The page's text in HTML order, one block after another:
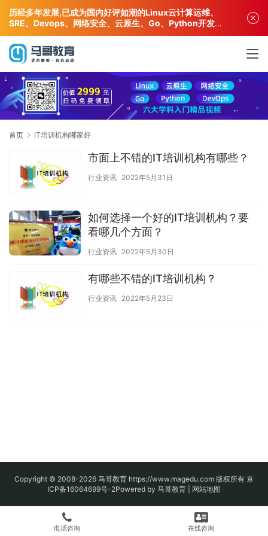
首页 IT培训机构哪家好
市面上不错的IT培训机构有哪些？
行业资讯 2022年5月31日
如何选择一个好的IT培训机构？要
看哪几个方面？
行业资讯 2022年5月30日
有哪些不错的IT培训机构？
行业资讯 2022年5月23日
Copyright © 2008-2026 马哥教育 https://www.magedu.com 版权所有 京
ICP备16064699号-2Powered by 马哥教育 | 网站地图
电话咨询 在线咨询
历经多年发展,已成为国内好评如潮的Linux云计算运维、
SRE、Devops、网络安全、云原生、Go、Python开发专
业人才培训机构!